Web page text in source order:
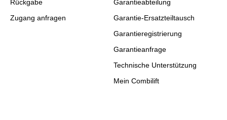
Rückgabe
Zugang anfragen
Garantieabteilung
Garantie-Ersatzteiltausch
Garantieregistrierung
Garantieanfrage
Technische Unterstützung
Mein Combilift